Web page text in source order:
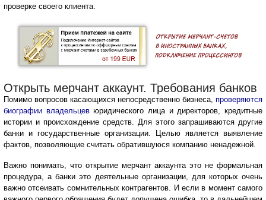
проверке своего клиента.
Открыть мерчант аккаунт. Требования банков
Помимо вопросов касающихся непосредственно бизнеса, проверяются
биографии владельцевюридического лица и директоров, кредитные
истории и происхождение средств. Для этого запрашиваются другие
банки и государственные организации. Целью является выявление
фактов, позволяющие считать обратившуюся компанию ненадежной.
Важно понимать, что открытие мерчант аккаунта это не формальная
процедура, а банки это деятельные организации, для которых очень
важно отсеивать сомнительных контрагентов. И если в момент самого